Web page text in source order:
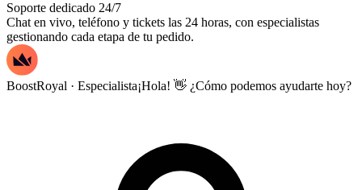
Soporte dedicado 24/7
Chat en vivo, teléfono y tickets las 24 horas, con especialistas
gestionando cada etapa de tu pedido.
BoostRoyal · Especialista¡Hola! 👋 ¿Cómo podemos ayudarte hoy?